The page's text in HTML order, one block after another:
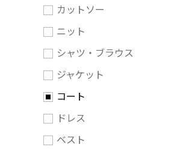
カットソー
ニット
シャツ・ブラウス
ジャケット
コート
ドレス
ベスト